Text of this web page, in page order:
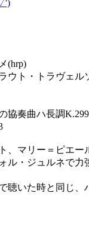
(hrp)
ウト・トラヴェル
協奏曲ハ長調K.299
、マリー＝ピエー
ル・ジュルネで力
聴いた時と同じ